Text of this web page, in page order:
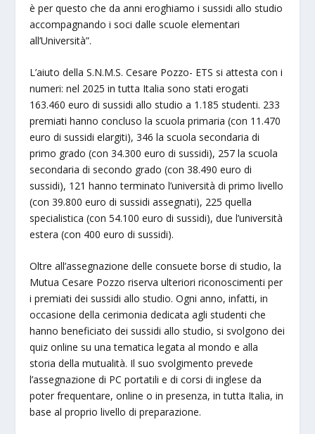
è per questo che da anni eroghiamo i sussidi allo studio
accompagnando i soci dalle scuole elementari
all’Università”.
L’aiuto della S.N.M.S. Cesare Pozzo- ETS si attesta con i
numeri: nel 2025 in tutta Italia sono stati erogati
163.460 euro di sussidi allo studio a 1.185 studenti. 233
premiati hanno concluso la scuola primaria (con 11.470
euro di sussidi elargiti), 346 la scuola secondaria di
primo grado (con 34.300 euro di sussidi), 257 la scuola
secondaria di secondo grado (con 38.490 euro di
sussidi), 121 hanno terminato l’università di primo livello
(con 39.800 euro di sussidi assegnati), 225 quella
specialistica (con 54.100 euro di sussidi), due l’università
estera (con 400 euro di sussidi).
Oltre all’assegnazione delle consuete borse di studio, la
Mutua Cesare Pozzo riserva ulteriori riconoscimenti per
i premiati dei sussidi allo studio. Ogni anno, infatti, in
occasione della cerimonia dedicata agli studenti che
hanno beneficiato dei sussidi allo studio, si svolgono dei
quiz online su una tematica legata al mondo e alla
storia della mutualità. Il suo svolgimento prevede
l’assegnazione di PC portatili e di corsi di inglese da
poter frequentare, online o in presenza, in tutta Italia, in
base al proprio livello di preparazione.